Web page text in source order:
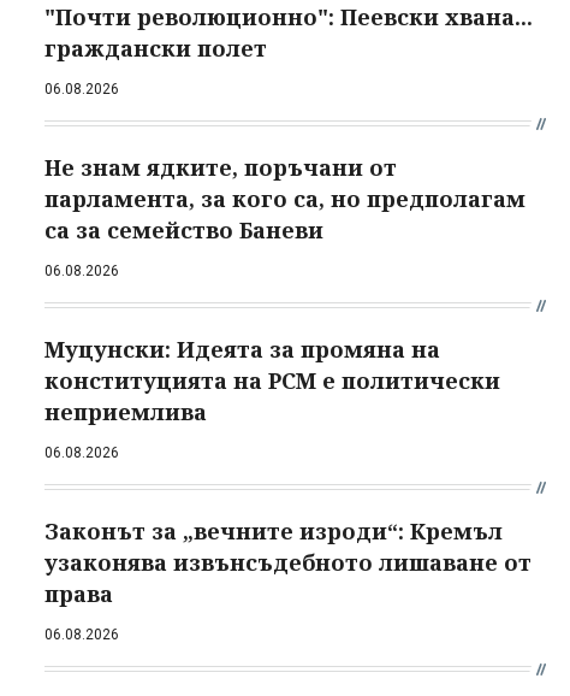
"Почти революционно": Пеевски хвана...
граждански полет
06.08.2026
Не знам ядките, поръчани от
парламента, за кого са, но предполагам
са за семейство Баневи
06.08.2026
Муцунски: Идеята за промяна на
конституцията на РСМ е политически
неприемлива
06.08.2026
Законът за „вечните изроди“: Кремъл
узаконява извънсъдебното лишаване от
права
06.08.2026